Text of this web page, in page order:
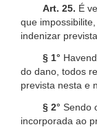
Art. 25. É
que
indenizar
§ 1°
do dano, todos
prevista nesta e
§ 2° Sendo
incorporada ao